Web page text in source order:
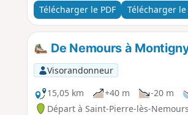
Télécharger le PDF Télécharger le
De Nemours à
Visorandonneur
15,05 km
+40 m -20 m
Départ à Saint-Pierre-lès-